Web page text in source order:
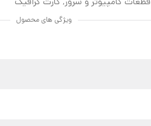
ویژگی های محصول